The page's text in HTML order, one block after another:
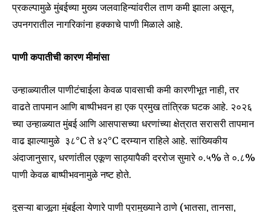
प्रकल्पामुळे मुंबईच्या मुख्य जलवाहिन्यांवरील ताण कमी झाला असून,
उपनगरातील नागरिकांना हक्काचे पाणी मिळाले आहे.
पाणी कपातीची कारण मीमांसा
उन्हाळ्यातील पाणीटंचाईला केवळ पावसाची कमी कारणीभूत नाही, तर
वाढते तापमान आणि बाष्पीभवन हा एक प्रमुख तांत्रिक घटक आहे. २०२६
च्या उन्हाळ्यात मुंबई आणि आसपासच्या धरणांच्या क्षेत्रात सरासरी तापमान
वाढ झाल्यामुळे ३८°C ते ४२°C दरम्यान राहिले आहे. सांख्यिकीय
अंदाजानुसार, धरणांतील एकूण साठ्यापैकी दररोज सुमारे ०.५% ते ०.८%
पाणी केवळ बाष्पीभवनामुळे नष्ट होते.
दुसऱ्या बाजूला मुंबईला येणारे पाणी प्रामुख्याने ठाणे (भातसा, तानसा,